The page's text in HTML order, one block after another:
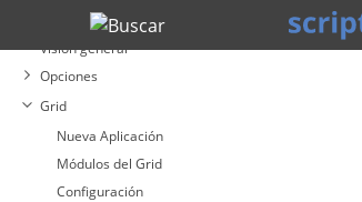
Buscar
Aplicaciones
Visión general
Opciones
Grid
Nueva Aplicación
Módulos del Grid
Configuración